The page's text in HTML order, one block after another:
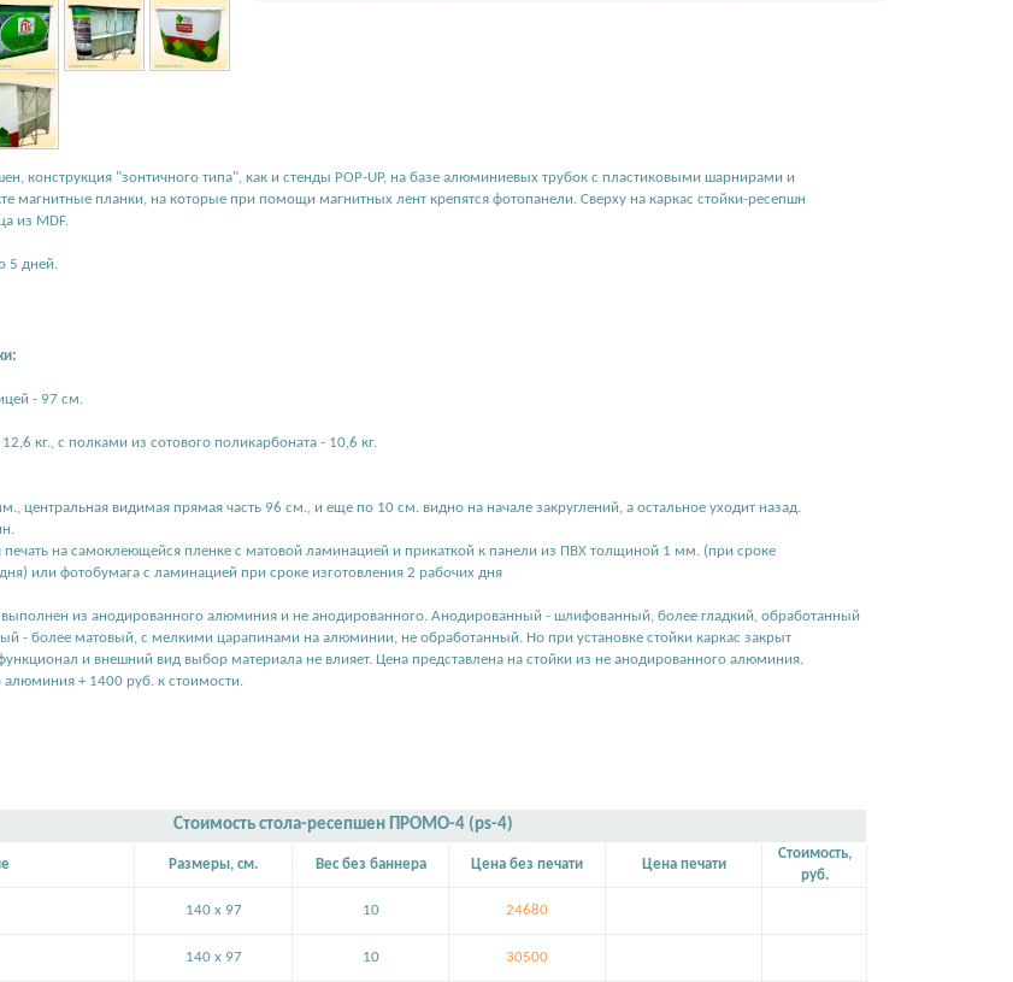
конструкция "зонтичного типа", как и стенды POP-UP, на базе алюминиевых трубок с пластиковыми шарнирами и
магнитные планки, на которые при помощи магнитных лент крепятся фотопанели. Сверху на каркас стойки-ресепшн
из MDF.
5 дней.
- 97 см.
кг., с полками из сотового поликарбоната - 10,6 кг.
центральная видимая прямая часть 96 см., и еще по 10 см. видно на начале закруглений, а остальное уходит назад.
печать на самоклеющейся пленке с матовой ламинацией и прикаткой к панели из ПВХ толщиной 1 мм. (при сроке
или фотобумага с ламинацией при сроке изготовления 2 рабочих дня
из анодированного алюминия и не анодированного. Анодированный - шлифованный, более гладкий, обработанный
- более матовый, с мелкими царапинами на алюминии, не обработанный. Но при установке стойки каркас закрыт
и внешний вид выбор материала не влияет. Цена представлена на стойки из не анодированного алюминия.
алюминия + 1400 руб. к стоимости.
Стоимость стола-ресепшен ПРОМО-4 (ps-4)
Размеры, см. Вес без баннера Цена без печати Цена печати
Стоимость,
руб.
140 x 97 10 24680
140 x 97 10 30500